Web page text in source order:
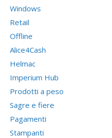
Windows
Retail
Offline
Alice4Cash
Helmac
Imperium Hub
Prodotti a peso
Sagre e fiere
Pagamenti
Stampanti